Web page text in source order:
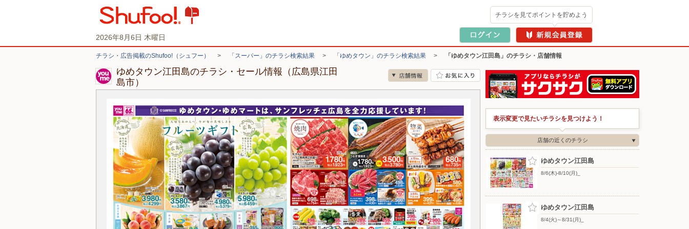
2026年8月6日 木曜日
チラシを見てポイントを貯めよう
チラシ・広告掲載のShufoo!（シュフー） > 「スーパー」のチラシ検索結果 > 「ゆめタウン」のチラシ検索結果 > 「ゆめタウン江田島」のチラシ・店舗情報
ゆめタウン江田島のチラシ・セール情報（広島県江田
島市）
表示変更で見たいチラシを見つけよう！
店舗の近くのチラシ
ゆめタウン江田島
8/6(木)-8/10(月)_
ゆめタウン江田島
8/4(火)～8/31(月)_